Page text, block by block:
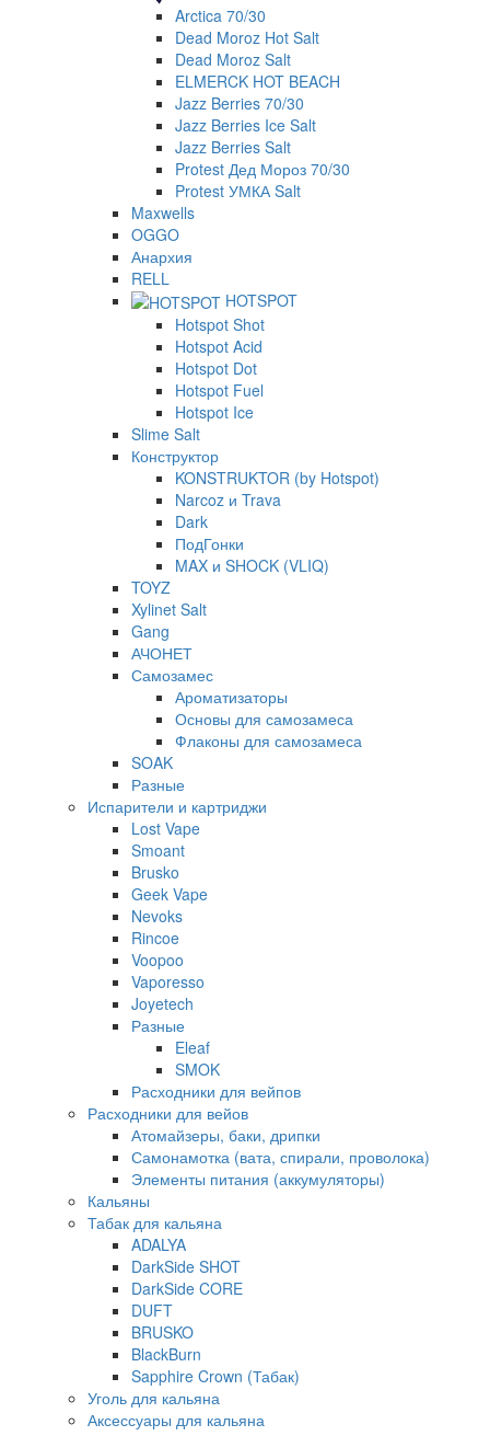
Arctica 70/30
Dead Moroz Hot Salt
Dead Moroz Salt
ELMERCK HOT BEACH
Jazz Berries 70/30
Jazz Berries Ice Salt
Jazz Berries Salt
Protest Дед Мороз 70/30
Protest УМКА Salt
Maxwells
OGGO
Анархия
RELL
HOTSPOT
Hotspot Shot
Hotspot Acid
Hotspot Dot
Hotspot Fuel
Hotspot Ice
Slime Salt
Конструктор
KONSTRUKTOR (by Hotspot)
Narcoz и Trava
Dark
ПодГонки
MAX и SHOCK (VLIQ)
TOYZ
Xylinet Salt
Gang
АЧОНЕТ
Самозамес
Ароматизаторы
Основы для самозамеса
Флаконы для самозамеса
SOAK
Разные
Испарители и картриджи
Lost Vape
Smoant
Brusko
Geek Vape
Nevoks
Rincoe
Voopoo
Vaporesso
Joyetech
Разные
Eleaf
SMOK
Расходники для вейпов
Расходники для вейов
Атомайзеры, баки, дрипки
Самонамотка (вата, спирали, проволока)
Элементы питания (аккумуляторы)
Кальяны
Табак для кальяна
ADALYA
DarkSide SHOT
DarkSide CORE
DUFT
BRUSKO
BlackBurn
Sapphire Crown (Табак)
Уголь для кальяна
Аксессуары для кальяна